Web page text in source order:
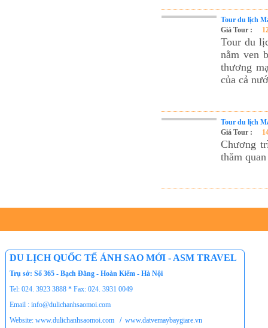
Tour du lịch
Giá Tour :
Tour du
nằm ven
thương
của cả
Tour du lịch
Giá Tour :
Chương
thăm
DU LỊCH QUỐC TẾ ÁNH SAO MỚI - ASM TRAVEL
Trụ sở: Số 365 - Bạch Đằng - Hoàn Kiếm - Hà Nội
Tel: 024. 3923 3888 * Fax: 024. 3931 0049
Email : info@dulichanhsaomoi.com
Website: www.dulichanhsaomoi.com
/ www.datvemaybaygiare.vn